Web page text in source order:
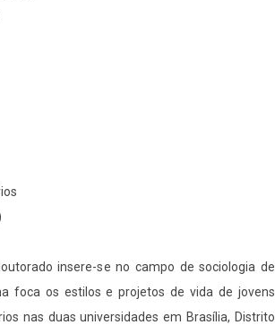
insere-se no campo de sociologia de
foca os estilos e projetos de vida de jovens
nas duas universidades em Brasília, Distrito